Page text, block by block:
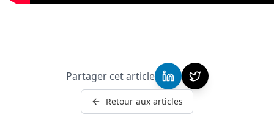
Partager cet article
Retour aux articles